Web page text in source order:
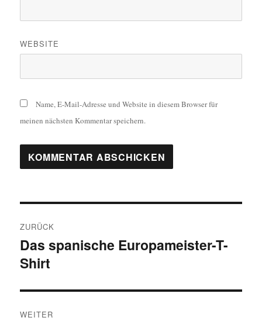
WEBSITE
Name, E-Mail-Adresse und Website in diesem Browser für
meinen nächsten Kommentar speichern.
ZURÜCK
Vorheriger
Beitrag:
Das spanische Europameister-T-
Shirt
WEITER